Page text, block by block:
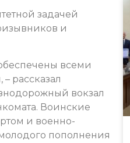
задачей
и
всеми
рассказал
вокзал
Воинские
и военно-
пополнения